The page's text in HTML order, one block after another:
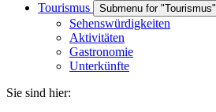
Tourismus
Submenu for "Tourismus"
Sehenswürdigkeiten
Aktivitäten
Gastronomie
Unterkünfte
Sie sind hier: